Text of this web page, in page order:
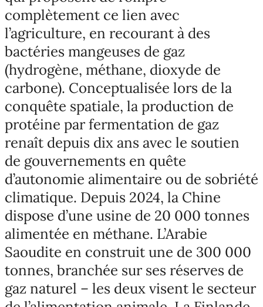
complètement ce lien avec
l’agriculture, en recourant à des
bactéries mangeuses de gaz
(hydrogène, méthane, dioxyde de
carbone). Conceptualisée lors de la
conquête spatiale, la production de
protéine par fermentation de gaz
renaît depuis dix ans avec le soutien
de gouvernements en quête
d’autonomie alimentaire ou de sobriété
climatique. Depuis 2024, la Chine
dispose d’une usine de 20 000 tonnes
alimentée en méthane. L’Arabie
Saoudite en construit une de 300 000
tonnes, branchée sur ses réserves de
gaz naturel – les deux visent le secteur